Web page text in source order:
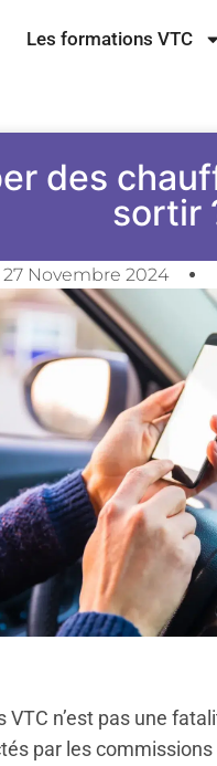
Les formations VTC
des
sortir
27 Novembre 2024
n’est pas une
par les